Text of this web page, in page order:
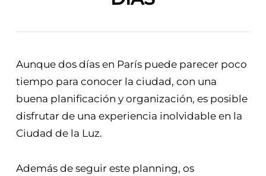
Aunque dos días en París puede parecer poco
tiempo para conocer la ciudad, con una
buena planificación y organización, es posible
disfrutar de una experiencia inolvidable en la
Ciudad de la Luz.
Además de seguir este planning, os